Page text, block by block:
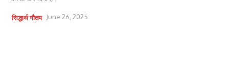
सिद्धार्थ गौतम June 26, 2025